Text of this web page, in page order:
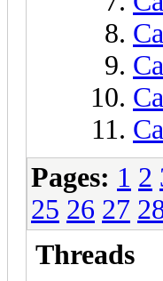
Pages: 1 2
25 26 27
Threads